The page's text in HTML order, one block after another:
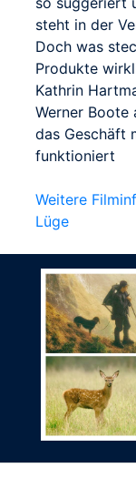
steht in der
Doch was
Produkte
Kathrin
Werner Boote
das Geschäft
funktioniert
Weitere
Lüge